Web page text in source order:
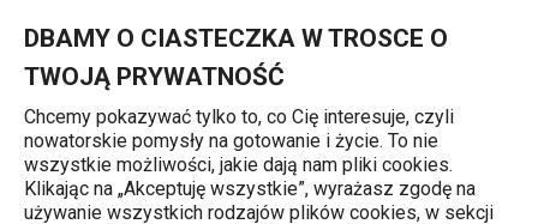
DBAMY O CIASTECZKA W TROSCE O
TWOJĄ PRYWATNOŚĆ
Chcemy pokazywać tylko to, co Cię interesuje, czyli
nowatorskie pomysły na gotowanie i życie. To nie
wszystkie możliwości, jakie dają nam pliki cookies.
Klikając na „Akceptuję wszystkie”, wyrażasz zgodę na
używanie wszystkich rodzajów plików cookies, w sekcji
Zdobienie tortów i ciastek
Papilotki